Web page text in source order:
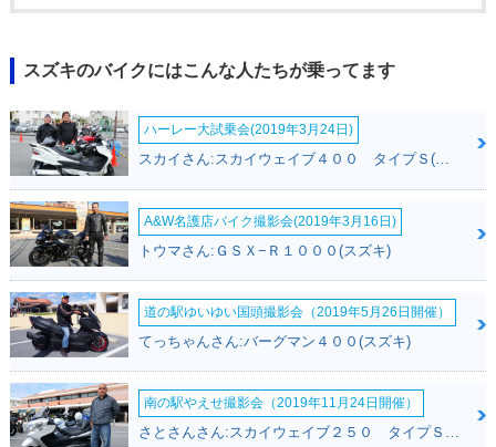
スズキのバイクにはこんな人たちが乗ってます
ハーレー大試乗会(2019年3月24日)
スカイさん:スカイウェイブ４００ タイプＳ(スズキ)
A&W名護店バイク撮影会(2019年3月16日)
トウマさん:ＧＳＸ−Ｒ１０００(スズキ)
道の駅ゆいゆい国頭撮影会（2019年5月26日開催）
てっちゃんさん:バーグマン４００(スズキ)
南の駅やえせ撮影会（2019年11月24日開催）